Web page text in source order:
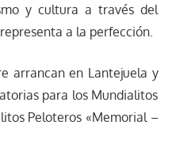
y cultura a través del
a la perfección.
arrancan en Lantejuela y
para los Mundialitos
Peloteros «Memorial –